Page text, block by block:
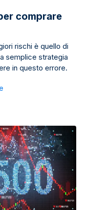
comprare
rischi è quello di
semplice strategia
in questo errore.